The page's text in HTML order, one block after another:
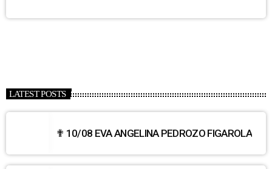
LATEST POSTS
✟ 10/08 EVA ANGELINA PEDROZO FIGAROLA